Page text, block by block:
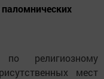
по религиозному
мест